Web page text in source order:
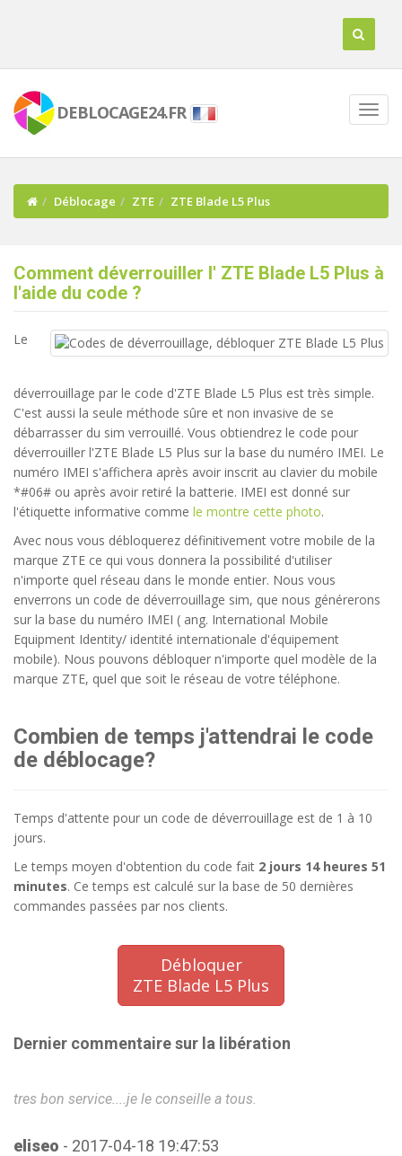
DEBLOCAGE24.FR
Déblocage ZTE ZTE Blade L5 Plus
Comment déverrouiller l' ZTE Blade L5 Plus à
l'aide du code ?
Le
déverrouillage par le code d'ZTE Blade L5 Plus est très simple.
C'est aussi la seule méthode sûre et non invasive de se
débarrasser du sim verrouillé. Vous obtiendrez le code pour
déverrouiller l'ZTE Blade L5 Plus sur la base du numéro IMEI. Le
numéro IMEI s'affichera après avoir inscrit au clavier du mobile
*#06# ou après avoir retiré la batterie. IMEI est donné sur
l'étiquette informative comme le montre cette photo.
Avec nous vous débloquerez définitivement votre mobile de la
marque ZTE ce qui vous donnera la possibilité d'utiliser
n'importe quel réseau dans le monde entier. Nous vous
enverrons un code de déverrouillage sim, que nous générerons
sur la base du numéro IMEI ( ang. International Mobile
Equipment Identity/ identité internationale d'équipement
mobile). Nous pouvons débloquer n'importe quel modèle de la
marque ZTE, quel que soit le réseau de votre téléphone.
Combien de temps j'attendrai le code
de déblocage?
Temps d'attente pour un code de déverrouillage est de 1 à 10
jours.
Le temps moyen d'obtention du code fait 2 jours 14 heures 51
minutes. Ce temps est calculé sur la base de 50 dernières
commandes passées par nos clients.
Débloquer
ZTE Blade L5 Plus
Dernier commentaire sur la libération
tres bon service....je le conseille a tous.
eliseo - 2017-04-18 19:47:53